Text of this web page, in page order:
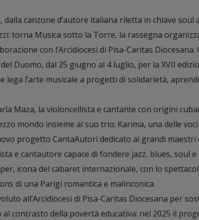
dalla canzone d’autore italiana riletta in chiave soul
torna Musica sotto la Torre, la rassegna
con l’Arcidiocesi di Pisa-Caritas
Duomo, dal 25 giugno al 4 luglio, per la XVII
lega l’arte musicale a progetti di solidarietà,
Maza, la violoncellista e cantante con origini
mondo insieme al suo trio; Karima, una delle
progetto CantaAutori dedicato ai grandi maestri
e cantautore capace di fondere jazz, blues, soul
icona del cabaret internazionale, con lo
di una Parigi romantica e malinconica.
all’Arcidiocesi di Pisa-Caritas Diocesana per
contrasto della povertà educativa: nel 2025 il